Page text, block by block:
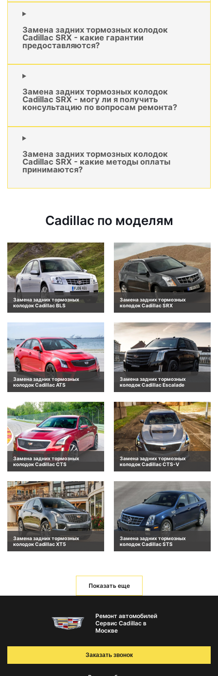
Замена задних тормозных колодок
Cadillac SRX - какие гарантии
предоставляются?
Замена задних тормозных колодок
Cadillac SRX - могу ли я получить
консультацию по вопросам ремонта?
Замена задних тормозных колодок
Cadillac SRX - какие методы оплаты
принимаются?
Cadillac по моделям
Замена задних тормозных
колодок Cadillac BLS
Замена задних тормозных
колодок Cadillac SRX
Замена задних тормозных
колодок Cadillac ATS
Замена задних тормозных
колодок Cadillac Escalade
Замена задних тормозных
колодок Cadillac CTS
Замена задних тормозных
колодок Cadillac CTS-V
Замена задних тормозных
колодок Cadillac XT5
Замена задних тормозных
колодок Cadillac STS
Показать еще
Ремонт автомобилей
Сервис Cadillac в
Москве
Заказать звонок